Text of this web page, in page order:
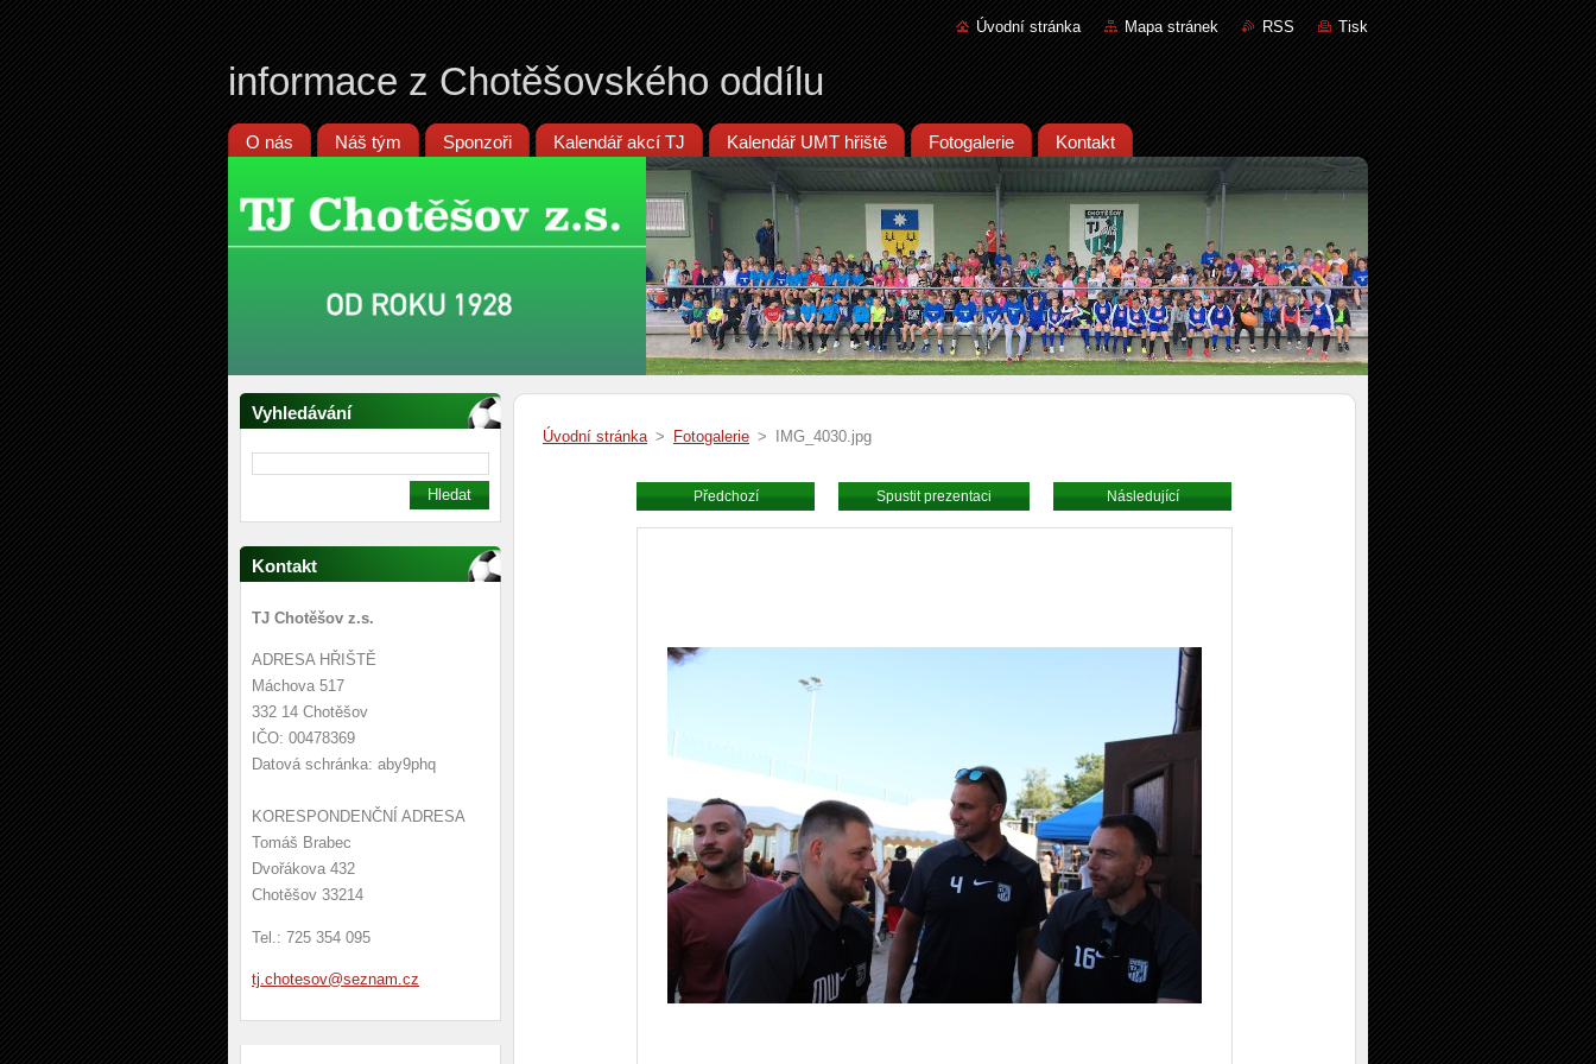
Úvodní stránka Mapa stránek RSS Tisk
informace z Chotěšovského oddílu
O nás Náš tým Sponzoři Kalendář akcí TJ Kalendář UMT hřiště Fotogalerie Kontakt
Vyhledávání
Kontakt
TJ Chotěšov z.s.
ADRESA HŘIŠTĚ
Máchova 517
332 14 Chotěšov
IČO: 00478369
Datová schránka: aby9phq
KORESPONDENČNÍ ADRESA
Tomáš Brabec
Dvořákova 432
Chotěšov 33214
Tel.: 725 354 095
tj.chotesov@seznam.cz
Úvodní stránka > Fotogalerie > IMG_4030.jpg
Předchozí Spustit prezentaci Následující